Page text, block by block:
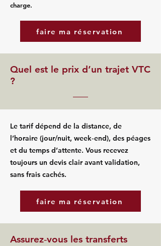
charge.
faire ma réservation
Quel est le prix d’un trajet VTC
?
Le tarif dépend de la distance, de
l’horaire (jour/nuit, week‑end), des péages
et du temps d’attente. Vous recevez
toujours un devis clair avant validation,
sans frais cachés.
faire ma réservation
Assurez‑vous les transferts